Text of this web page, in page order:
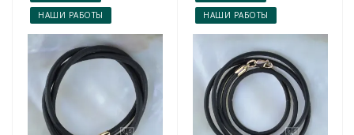
НАШИ РАБОТЫ
НАШИ РАБОТЫ